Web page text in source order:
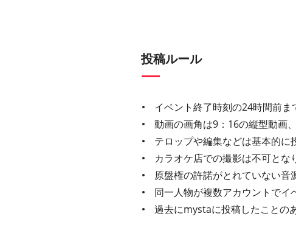
投稿ルール
イベント終了時刻の24時間前ま
動画の画角は9：16の縦型動画
テロップや編集などは基本的に
カラオケ店での撮影は不可とな
原盤権の許諾がとれていない音
同一人物が複数アカウントでイ
過去にmystaに投稿したことの